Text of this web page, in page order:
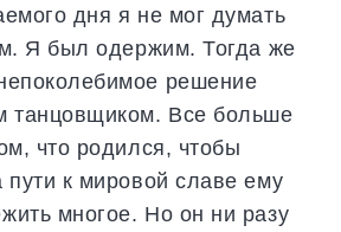
дня я не мог думать
Я был одержим. Тогда же
решение
танцовщиком. Все больше
что родился, чтобы
пути к мировой славе ему
многое. Но он ни разу